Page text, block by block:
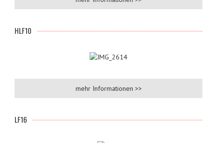
HLF10
mehr Informationen >>
LF16